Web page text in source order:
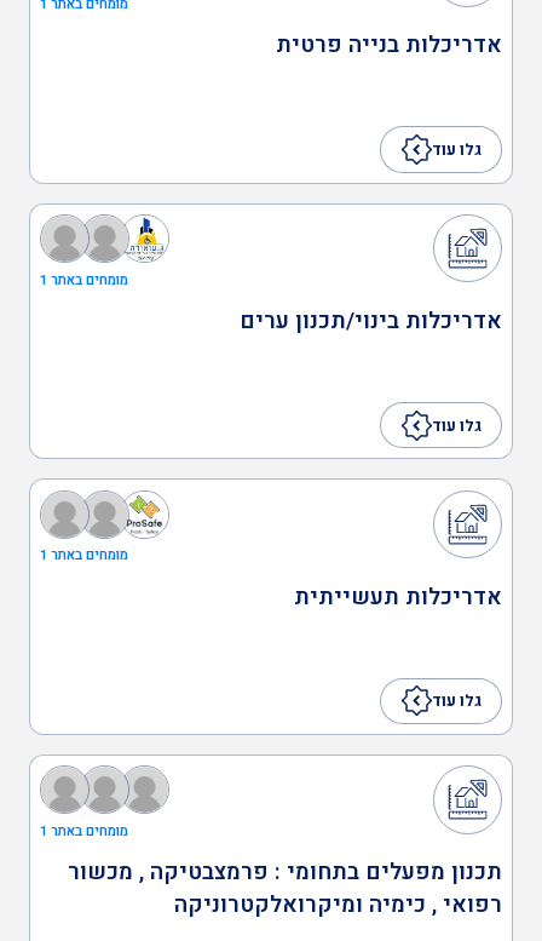
ציבורית
תכנון בנייני משרדים
תכנון מוסדות רפואה, בתי
חולים, מעבדות ומכוני
פרמצבטיקה , מכשור רפואי
, כימיה ומיקרואלקטרוניקה
תכנון מערכי ייצור בחדרים
נקיים או סטריליים
תכנון מעבדות מחקר
ופיתוח
לגליזציה של תוספות בנייה
ענף הבנייה
מומחים באתר 1
אדריכלות בנייה פרטית
גלו עוד
מומחים באתר 1
אדריכלות בינוי/תכנון ערים
גלו עוד
מומחים באתר 1
אדריכלות תעשייתית
גלו עוד
מומחים באתר 1
תכנון מפעלים בתחומי : פרמצבטיקה , מכשור
רפואי , כימיה ומיקרואלקטרוניקה